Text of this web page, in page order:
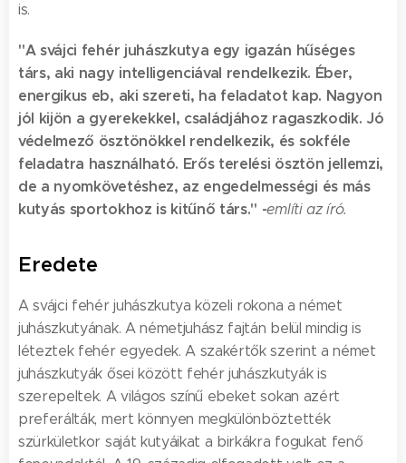
is.
"A svájci fehér juhászkutya egy igazán hűséges
társ, aki nagy intelligenciával rendelkezik. Éber,
energikus eb, aki szereti, ha feladatot kap. Nagyon
jól kijön a gyerekekkel, családjához ragaszkodik. Jó
védelmező ösztönökkel rendelkezik, és sokféle
feladatra használható. Erős terelési ösztön jellemzi,
de a nyomkövetéshez, az engedelmességi és más
kutyás sportokhoz is kitűnő társ." -említi az író.
Eredete
A svájci fehér juhászkutya közeli rokona a német
juhászkutyának. A németjuhász fajtán belül mindig is
léteztek fehér egyedek. A szakértők szerint a német
juhászkutyák ősei között fehér juhászkutyák is
szerepeltek. A világos színű ebeket sokan azért
preferálták, mert könnyen megkülönböztették
szürkületkor saját kutyáikat a birkákra fogukat fenő